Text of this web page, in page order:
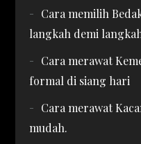
Cara memilih
langkah demi
Cara merawat
formal di siang hari
Cara merawat
mudah.